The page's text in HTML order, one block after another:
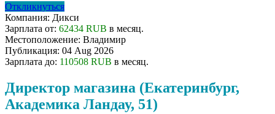
Откликнуться
Компания: Дикси
Зарплата от: 62434 RUB в месяц.
Местоположение: Владимир
Публикация: 04 Aug 2026
Зарплата до: 110508 RUB в месяц.
Директор магазина (Екатеринбург,
Академика Ландау, 51)